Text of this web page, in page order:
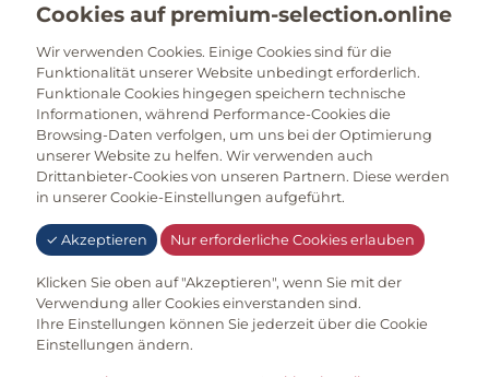
in Zusammenarbeit mit
PharmKomm| Damian Binger
Am alten Güterbahnhof 43
50825 Köln
Tel.: +49 (0) 1 60 – 6 78 01 01
Email:dab@premium-selection.de
Web:www.premium-selection.online
Web:www.pharmkomm.de
© 2023 Premium Selection
Cookies auf premium-selection.online
Wir verwenden Cookies. Einige Cookies sind für die
Funktionalität unserer Website unbedingt erforderlich.
Funktionale Cookies hingegen speichern technische
Informationen, während Performance-Cookies die
Browsing-Daten verfolgen, um uns bei der Optimierung
unserer Website zu helfen. Wir verwenden auch
Drittanbieter-Cookies von unseren Partnern. Diese werden
in unserer Cookie-Einstellungen aufgeführt.
✓ Akzeptieren Nur erforderliche Cookies erlauben
Klicken Sie oben auf "Akzeptieren", wenn Sie mit der
Verwendung aller Cookies einverstanden sind.
Ihre Einstellungen können Sie jederzeit über die Cookie
Einstellungen ändern.